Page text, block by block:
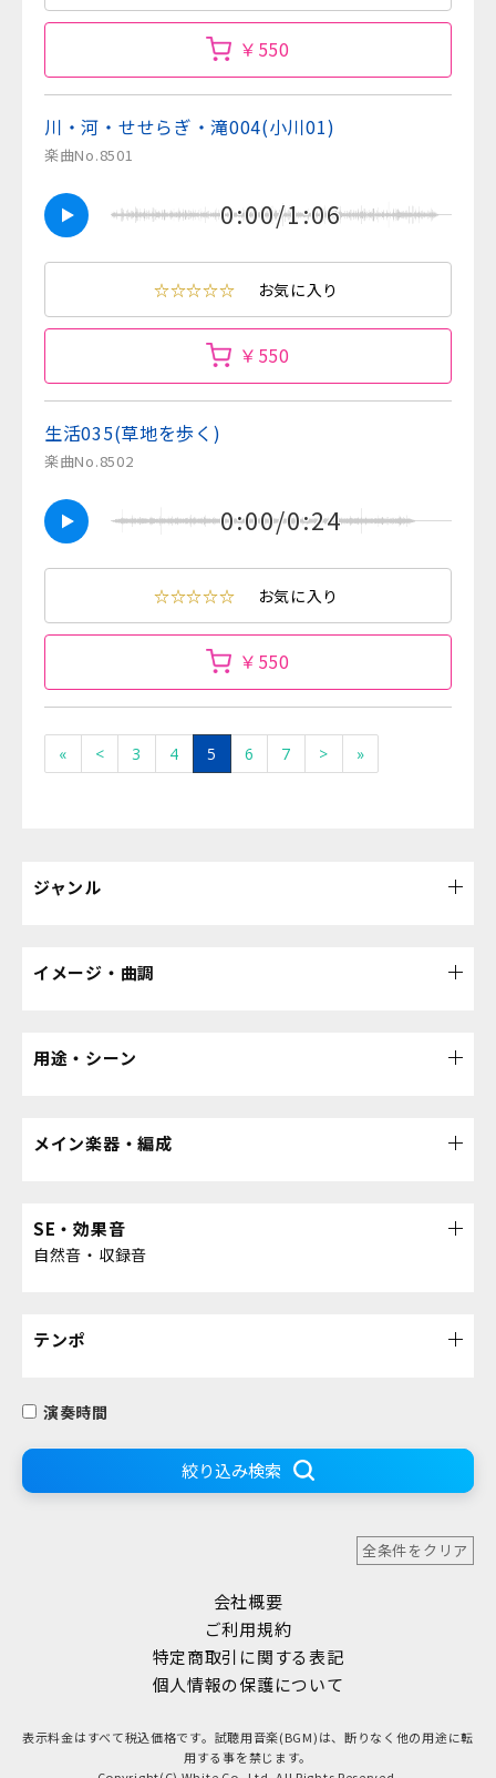
￥550
川・河・せせらぎ・滝004(小川01)
楽曲No.8501
0:00/1:06
☆☆☆☆☆ お気に入り
￥550
生活035(草地を歩く)
楽曲No.8502
0:00/0:24
☆☆☆☆☆ お気に入り
￥550
« < 3 4 5 6 7 > »
ジャンル
イメージ・曲調
用途・シーン
メイン楽器・編成
SE・効果音
自然音・収録音
テンポ
演奏時間
絞り込み検索
全条件をクリア
会社概要
ご利用規約
特定商取引に関する表記
個人情報の保護について
表示料金はすべて税込価格です。試聴用音楽(BGM)は、断りなく他の用途に転
用する事を禁じます。